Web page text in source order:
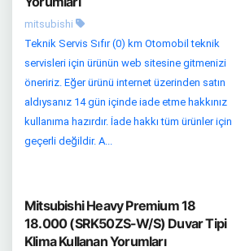
mitsubishi
Teknik Servis Sıfır (0) km Otomobil teknik
servisleri için ürünün web sitesine gitmenizi
öneririz. Eğer ürünü internet üzerinden satın
aldıysanız 14 gün içinde iade etme hakkınız
kullanıma hazırdır. İade hakkı tüm ürünler için
geçerli değildir. A...
Mitsubishi Heavy Premium 18
18.000 (SRK50ZS-W/S) Duvar Tipi
Klima Kullanan Yorumları